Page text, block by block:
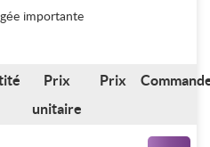
importante
Prix
unitaire
Prix